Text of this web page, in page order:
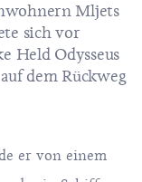
Mljets
sich vor
Held Odysseus
dem Rückweg
er von einem